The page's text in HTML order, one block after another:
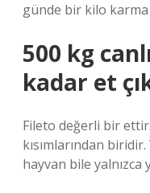
günde bir kilo
500 kg
kadar et
Fileto değerli bir
kısımlarından
hayvan bile